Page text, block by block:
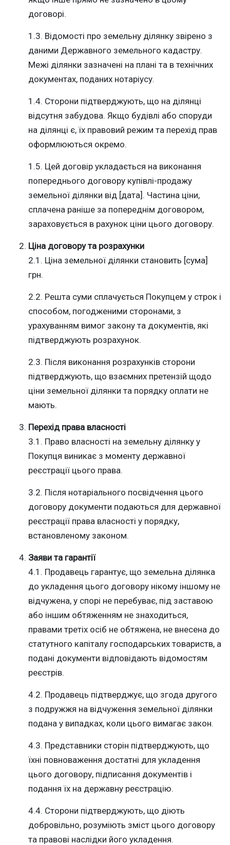
договорі.
1.3. Відомості про земельну ділянку звірено з
даними Державного земельного кадастру.
Межі ділянки зазначені на плані та в технічних
документах, поданих нотаріусу.
1.4. Сторони підтверджують, що на ділянці
відсутня забудова. Якщо будівлі або споруди
на ділянці є, їх правовий режим та перехід прав
оформлюються окремо.
1.5. Цей договір укладається на виконання
попереднього договору купівлі-продажу
земельної ділянки від [дата]. Частина ціни,
сплачена раніше за попереднім договором,
зараховується в рахунок ціни цього договору.
Ціна договору та розрахунки
2.1. Ціна земельної ділянки становить [сума]
грн.
2.2. Решта суми сплачується Покупцем у строк і
способом, погодженими сторонами, з
урахуванням вимог закону та документів, які
підтверджують розрахунок.
2.3. Після виконання розрахунків сторони
підтверджують, що взаємних претензій щодо
ціни земельної ділянки та порядку оплати не
мають.
Перехід права власності
3.1. Право власності на земельну ділянку у
Покупця виникає з моменту державної
реєстрації цього права.
3.2. Після нотаріального посвідчення цього
договору документи подаються для державної
реєстрації права власності у порядку,
встановленому законом.
Заяви та гарантії
4.1. Продавець гарантує, що земельна ділянка
до укладення цього договору нікому іншому не
відчужена, у спорі не перебуває, під заставою
або іншим обтяженням не знаходиться,
правами третіх осіб не обтяжена, не внесена до
статутного капіталу господарських товариств, а
подані документи відповідають відомостям
реєстрів.
4.2. Продавець підтверджує, що згода другого
з подружжя на відчуження земельної ділянки
подана у випадках, коли цього вимагає закон.
4.3. Представники сторін підтверджують, що
їхні повноваження достатні для укладення
цього договору, підписання документів і
подання їх на державну реєстрацію.
4.4. Сторони підтверджують, що діють
добровільно, розуміють зміст цього договору
та правові наслідки його укладення.